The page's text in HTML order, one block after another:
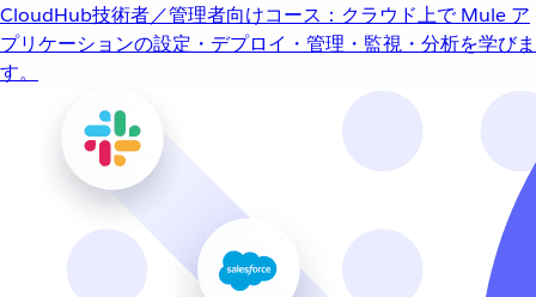
CloudHub技術者／管理者向けコース：クラウド上で Mule ア
プリケーションの設定・デプロイ・管理・監視・分析を学びま
す。